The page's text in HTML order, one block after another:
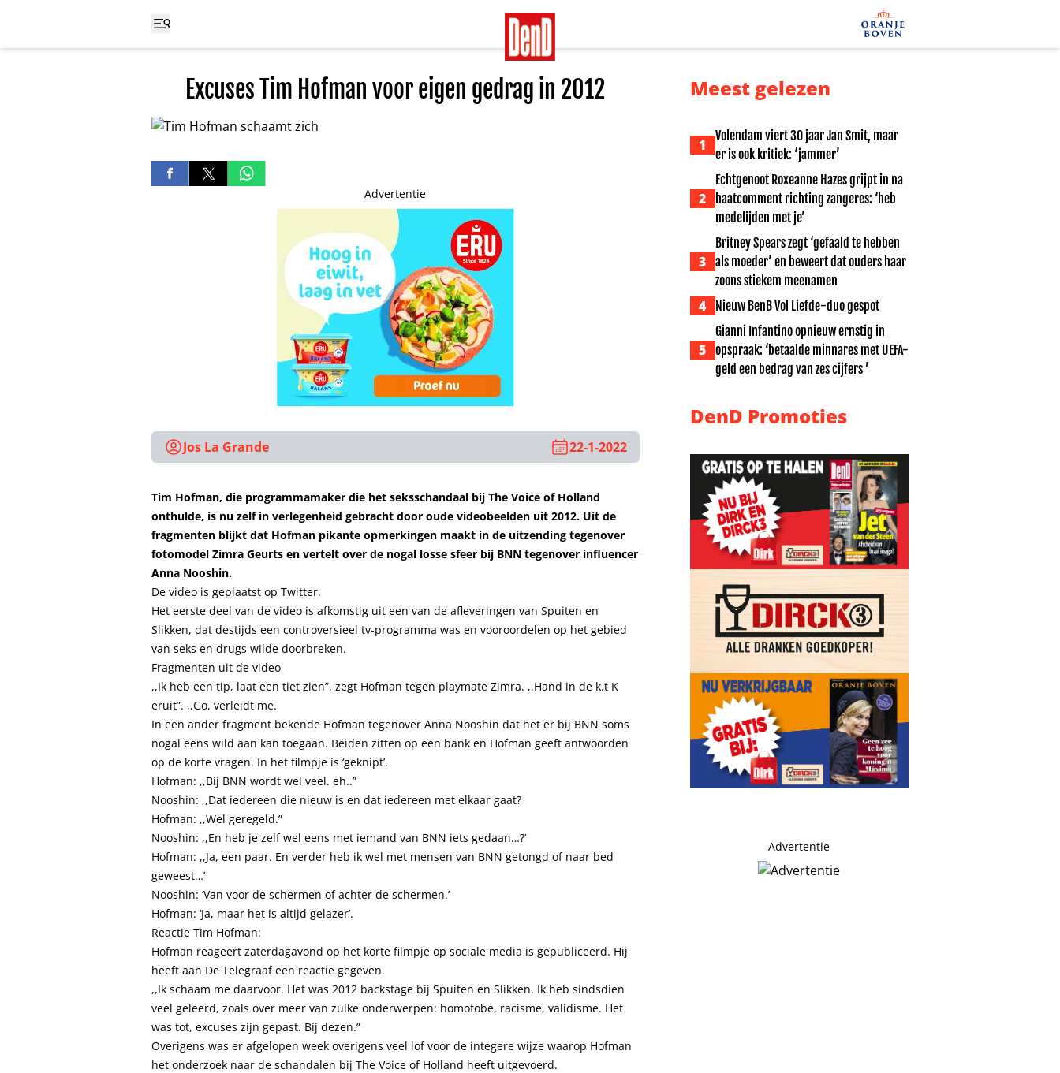
Excuses Tim Hofman voor eigen gedrag in 2012
Advertentie
Jos La Grande 22-1-2022
Tim Hofman, die programmamaker die het seksschandaal bij The Voice of Holland
onthulde, is nu zelf in verlegenheid gebracht door oude videobeelden uit 2012. Uit de
fragmenten blijkt dat Hofman pikante opmerkingen maakt in de uitzending tegenover
fotomodel Zimra Geurts en vertelt over de nogal losse sfeer bij BNN tegenover influencer
Anna Nooshin.
De video is geplaatst op Twitter.
Het eerste deel van de video is afkomstig uit een van de afleveringen van Spuiten en
Slikken, dat destijds een controversieel tv-programma was en vooroordelen op het gebied
van seks en drugs wilde doorbreken.
Fragmenten uit de video
,,Ik heb een tip, laat een tiet zien”, zegt Hofman tegen playmate Zimra. ,,Hand in de k.t K
eruit”. ,,Go, verleidt me.
In een ander fragment bekende Hofman tegenover Anna Nooshin dat het er bij BNN soms
nogal eens wild aan kan toegaan. Beiden zitten op een bank en Hofman geeft antwoorden
op de korte vragen. In het filmpje is ‘geknipt’.
Hofman: ,,Bij BNN wordt wel veel. eh..”
Nooshin: ,,Dat iedereen die nieuw is en dat iedereen met elkaar gaat?
Hofman: ,,Wel geregeld.”
Nooshin: ,,En heb je zelf wel eens met iemand van BNN iets gedaan…?’
Hofman: ,,Ja, een paar. En verder heb ik wel met mensen van BNN getongd of naar bed
geweest…’
Nooshin: ‘Van voor de schermen of achter de schermen.’
Hofman: ‘Ja, maar het is altijd gelazer’.
Reactie Tim Hofman:
Hofman reageert zaterdagavond op het korte filmpje op sociale media is gepubliceerd. Hij
heeft aan De Telegraaf een reactie gegeven.
,,Ik schaam me daarvoor. Het was 2012 backstage bij Spuiten en Slikken. Ik heb sindsdien
veel geleerd, zoals over meer van zulke onderwerpen: homofobe, racisme, validisme. Het
was tot, excuses zijn gepast. Bij dezen.”
Overigens was er afgelopen week overigens veel lof voor de integere wijze waarop Hofman
het onderzoek naar de schandalen bij The Voice of Holland heeft uitgevoerd.
Meest gelezen
1
Volendam viert 30 jaar Jan Smit, maar
er is ook kritiek: ‘jammer’
2
Echtgenoot Roxeanne Hazes grijpt in na
haatcomment richting zangeres: ‘heb
medelijden met je’
3
Britney Spears zegt ‘gefaald te hebben
als moeder’ en beweert dat ouders haar
zoons stiekem meenamen
4 Nieuw BenB Vol Liefde-duo gespot
5
Gianni Infantino opnieuw ernstig in
opspraak: ‘betaalde minnares met UEFA-
geld een bedrag van zes cijfers ’
DenD Promoties
Advertentie